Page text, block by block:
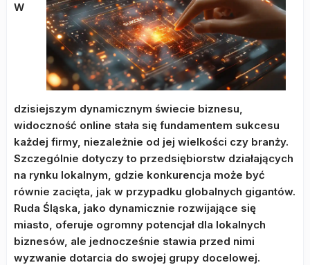
W
dzisiejszym dynamicznym świecie biznesu,
widoczność online stała się fundamentem sukcesu
każdej firmy, niezależnie od jej wielkości czy branży.
Szczególnie dotyczy to przedsiębiorstw działających
na rynku lokalnym, gdzie konkurencja może być
równie zacięta, jak w przypadku globalnych gigantów.
Ruda Śląska, jako dynamicznie rozwijające się
miasto, oferuje ogromny potencjał dla lokalnych
biznesów, ale jednocześnie stawia przed nimi
wyzwanie dotarcia do swojej grupy docelowej.